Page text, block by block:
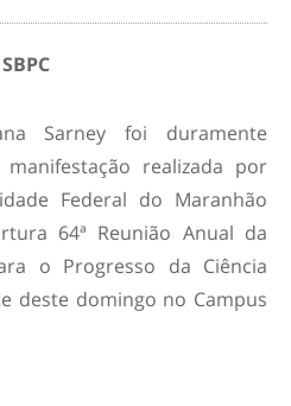
Sarney foi duramente
realizada por
Federal do Maranhão
64ª Reunião Anual da
o Progresso da Ciência
deste domingo no Campus